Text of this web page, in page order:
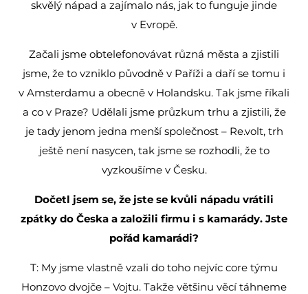
skvělý nápad a zajímalo nás, jak to funguje jinde
v Evropě.
Začali jsme obtelefonovávat různá města a zjistili
jsme, že to vzniklo původně v Paříži a daří se tomu i
v Amsterdamu a obecně v Holandsku. Tak jsme říkali
a co v Praze? Udělali jsme průzkum trhu a zjistili, že
je tady jenom jedna menší společnost – Re.volt, trh
ještě není nasycen, tak jsme se rozhodli, že to
vyzkoušíme v Česku.
Dočetl jsem se, že jste se kvůli nápadu vrátili
zpátky do Česka a založili firmu i s kamarády. Jste
pořád kamarádi?
T: My jsme vlastně vzali do toho nejvíc core týmu
Honzovo dvojče – Vojtu. Takže většinu věcí táhneme